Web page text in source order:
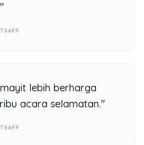
lebih berharga
acara selamatan."